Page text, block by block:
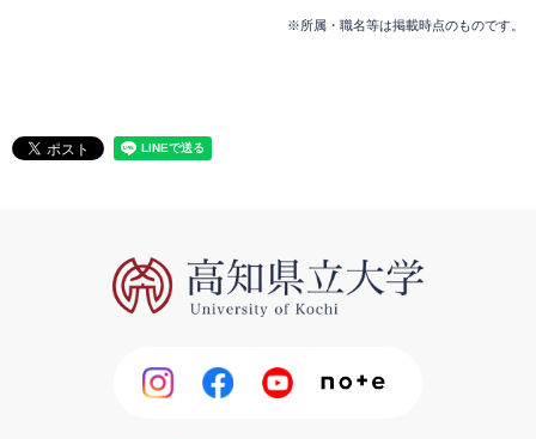
※所属・職名等は掲載時点のものです。